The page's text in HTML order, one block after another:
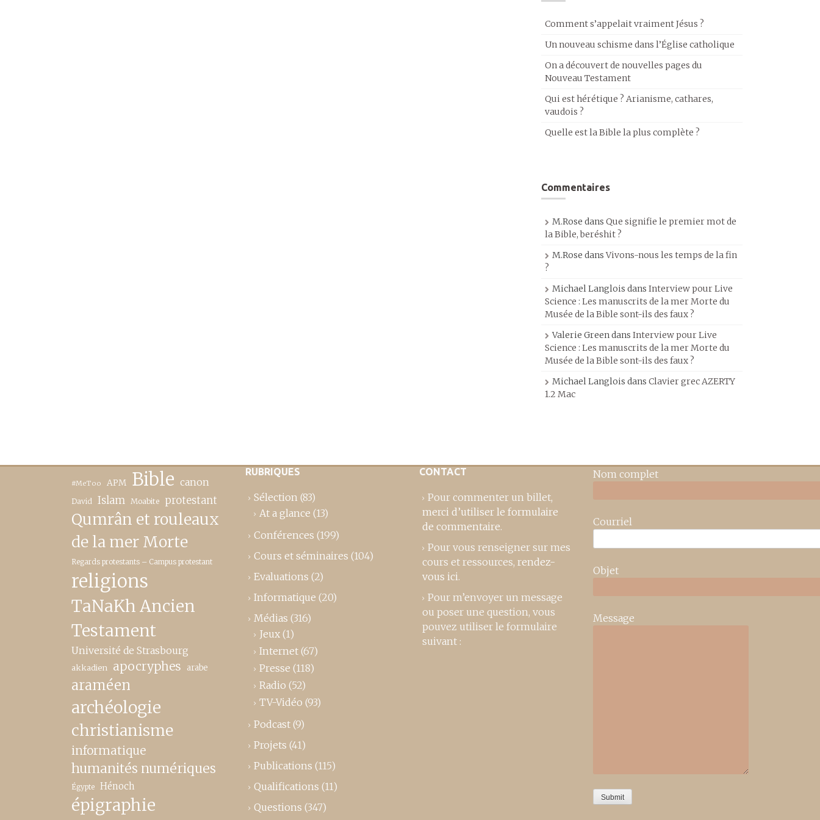
Comment s’appelait vraiment Jésus ?
Un nouveau schisme dans l’Église catholique
On a découvert de nouvelles pages du
Nouveau Testament
Qui est hérétique ? Arianisme, cathares,
vaudois ?
Quelle est la Bible la plus complète ?
Commentaires
M.Rose dans Que signifie le premier mot de
la Bible, beréshit ?
M.Rose dansVivons-nous les temps de la fin
?
Michael Langlois dans Interview pour Live
Science : Les manuscrits de la mer Morte du
Musée de la Bible sont-ils des faux ?
Valerie Greendans Interview pour Live
Science : Les manuscrits de la mer Morte du
Musée de la Bible sont-ils des faux ?
Michael Langlois dans Clavier grec AZERTY
1.2 Mac
#MeToo APM Bible canon
David Islam Moabite protestant
Qumrân et rouleaux
de la mer Morte
Regards protestants – Campus protestant
religions
TaNaKh Ancien
Testament
Université de Strasbourg
akkadien apocryphes arabe
araméen
archéologie
christianisme
informatique
humanités numériques
Égypte Hénoch
épigraphie
RUBRIQUES
Sélection (83)
At a glance (13)
Conférences (199)
Cours et séminaires (104)
Evaluations (2)
Informatique (20)
Médias (316)
Jeux (1)
Internet (67)
Presse (118)
Radio (52)
TV-Vidéo (93)
Podcast (9)
Projets (41)
Publications (115)
Qualifications (11)
Questions (347)
CONTACT
Pour commenter un billet,
merci d’utiliser le formulaire
de commentaire.
Pour vous renseigner sur mes
cours et ressources, rendez-
vous ici.
Pour m’envoyer un message
ou poser une question, vous
pouvez utiliser le formulaire
suivant :
Nom complet
Courriel
Objet
Message